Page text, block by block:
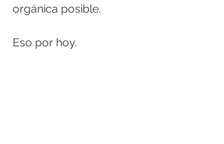
orgánica posible.
Eso por hoy.